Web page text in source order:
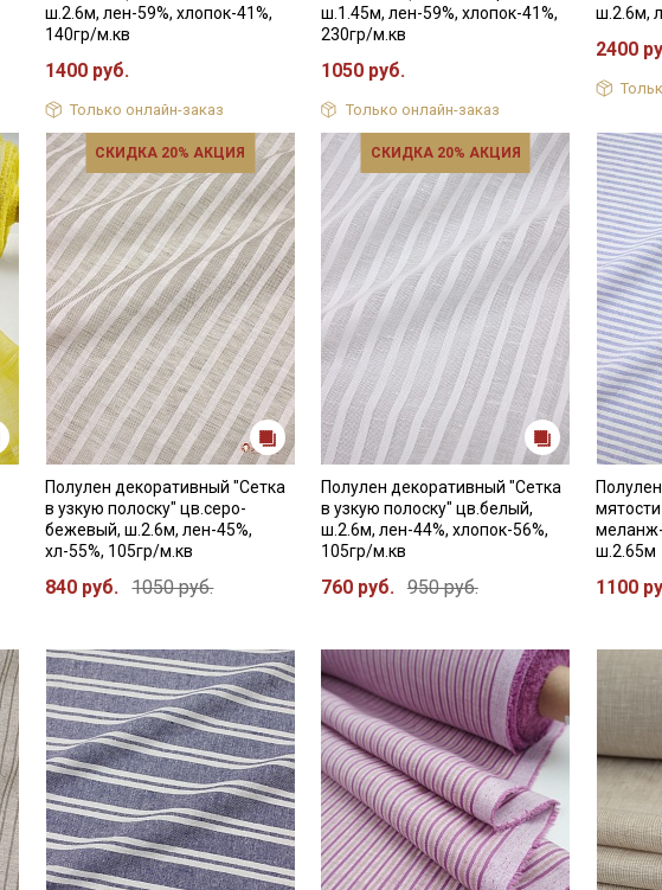
ш.2.6м, лен-59%, хлопок-41%,
140гр/м.кв
1400 руб.
Только онлайн-заказ
ш.1.45м, лен-59%, хлопок-41%,
230гр/м.кв
1050 руб.
Только онлайн-заказ
ш.2.6м,
2400
СКИДКА 20% АКЦИЯ
Полулен декоративный "Сетка
в узкую полоску" цв.серо-
бежевый, ш.2.6м, лен-45%,
хл-55%, 105гр/м.кв
840 руб. 1050 руб.
СКИДКА 20% АКЦИЯ
Полулен декоративный "Сетка
в узкую полоску" цв.белый,
ш.2.6м, лен-44%, хлопок-56%,
105гр/м.кв
760 руб. 950 руб.
меланж-
ш.2.65м
1100
Подписаться
Ознакомлен(а) сПолитикой обработки персональных
данных
и даю Согласие на обработку персональных
данных
ДаюСогласие на получение рекламных и
информационных рассылок